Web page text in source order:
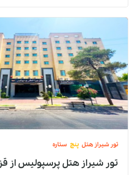
تور شیراز هتل پنج ستاره
تور شیراز هتل پرسپولیساز